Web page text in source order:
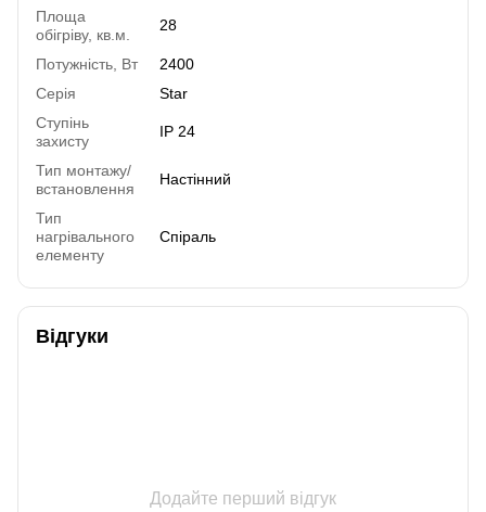
Площа
обігріву, кв.м.
28
Потужність, Вт
2400
Серія
Star
Ступінь
захисту
IP 24
Тип монтажу/
встановлення
Настінний
Тип
нагрівального
елементу
Спіраль
Відгуки
Додайте перший відгук